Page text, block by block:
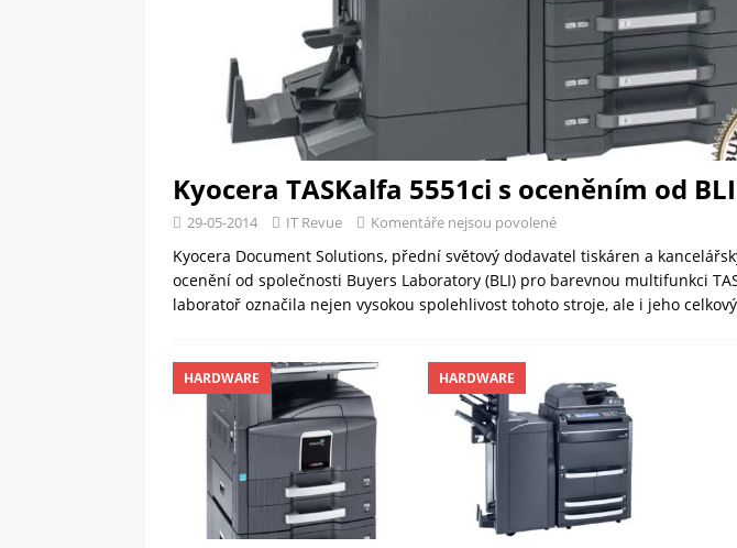
Kyocera TASKalfa 5551ci s oceněním od BLI
29-05-2014 IT Revue Komentáře nejsou povolené
Kyocera Document Solutions, přední světový dodavatel tiskáren a
ocenění od společnosti Buyers Laboratory (BLI) pro barevnou multifunkci
laboratoř označila nejen vysokou spolehlivost tohoto stroje, ale i jeho celkový
HARDWARE HARDWARE